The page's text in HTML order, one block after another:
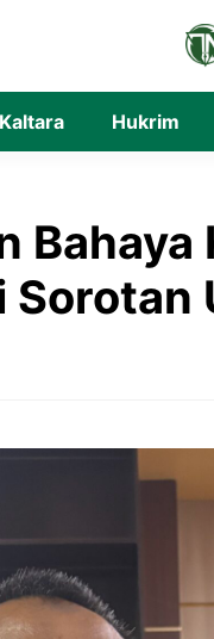
Kaltara Hukrim
Sorotan